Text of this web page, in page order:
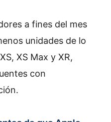
a fines del mes
unidades de lo
XS Max y XR,
con